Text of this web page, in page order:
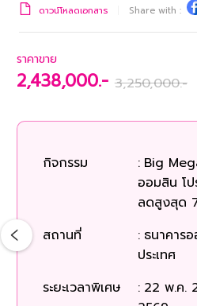
ดาวน์โหลดเอกสาร
Share with :
ราคาขาย
2,438,000.- 3,250,000.-
กิจกรรม : Big
ออมสิน โป
ลดสูงสุด
สถานที่
: ธนาคาร
ประเทศ
ระยะเวลาพิเศษ
: 22 พ.ค.